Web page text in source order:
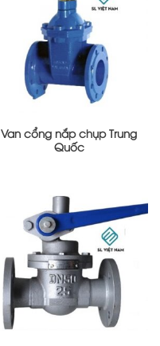
Van cổng nắp chụp Trung
Quốc